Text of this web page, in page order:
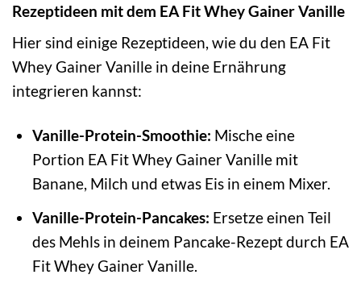
Rezeptideen mit dem EA Fit Whey Gainer Vanille
Hier sind einige Rezeptideen, wie du den EA Fit
Whey Gainer Vanille in deine Ernährung
integrieren kannst:
Vanille-Protein-Smoothie: Mische eine
Portion EA Fit Whey Gainer Vanille mit
Banane, Milch und etwas Eis in einem Mixer.
Vanille-Protein-Pancakes: Ersetze einen Teil
des Mehls in deinem Pancake-Rezept durch EA
Fit Whey Gainer Vanille.